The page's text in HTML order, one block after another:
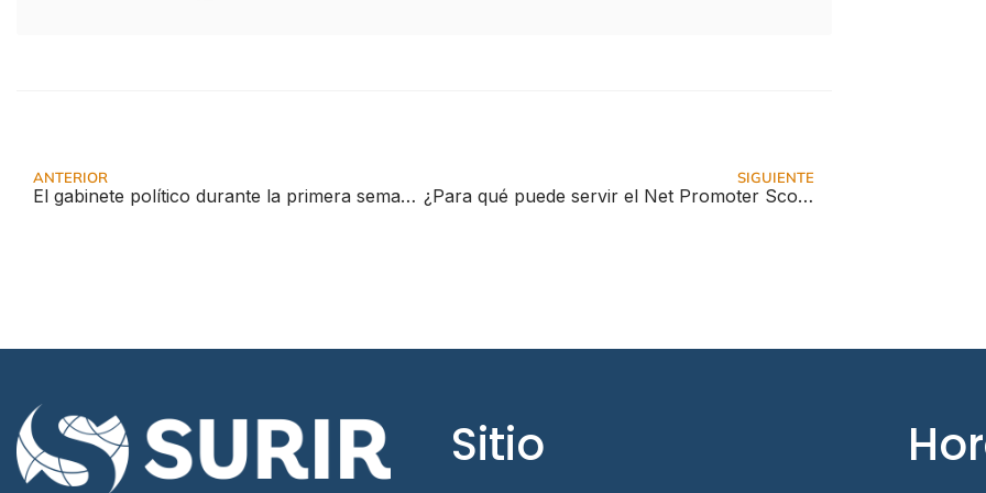
ANTERIOR
El gabinete político durante la primera semana de manifestaciones en Chile
SIGUIENTE
¿Para qué puede servir el Net Promoter Score?
Sitio